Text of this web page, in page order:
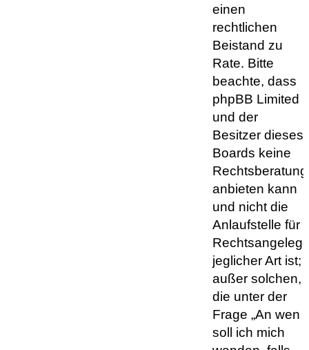
einen
rechtlichen
Beistand zu
Rate. Bitte
beachte, dass
phpBB Limited
und der
Besitzer dieses
Boards keine
Rechtsberatung
anbieten kann
und nicht die
Anlaufstelle für
jeglicher Art ist;
außer solchen,
die unter der
Frage „An wen
soll ich mich